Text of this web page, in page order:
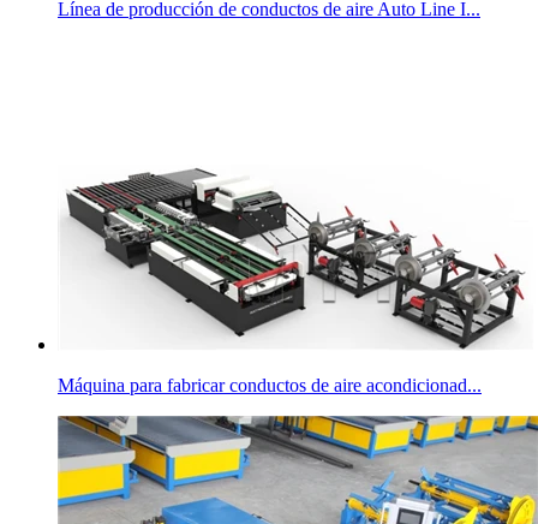
Línea de producción de conductos de aire Auto Line I...
Máquina para fabricar conductos de aire acondicionad...